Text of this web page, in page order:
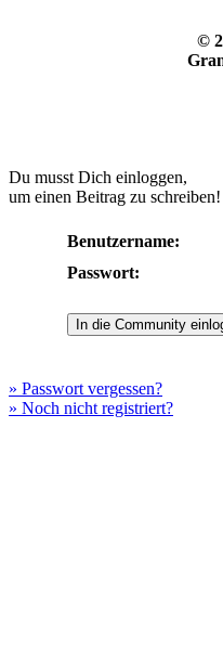
©
Du musst Dich einloggen,
um einen Beitrag zu schreiben!
Benutzername:
Passwort:
» Passwort vergessen?
» Noch nicht registriert?